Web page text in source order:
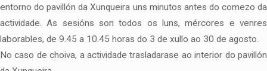
entorno do pavillón da Xunqueira uns minutos antes do comezo da
actividade. As sesións son todos os luns, mércores e venres
laborables, de 9.45 a 10.45 horas do 3 de xullo ao 30 de agosto.
No caso de choiva, a actividade trasladarase ao interior do pavillón